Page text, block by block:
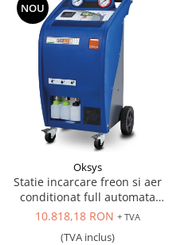
NOU
Oksys
Statie incarcare freon si aer
conditionat full automata
profesionala, freon 134A
10.818,18 RON + TVA
(TVA inclus)